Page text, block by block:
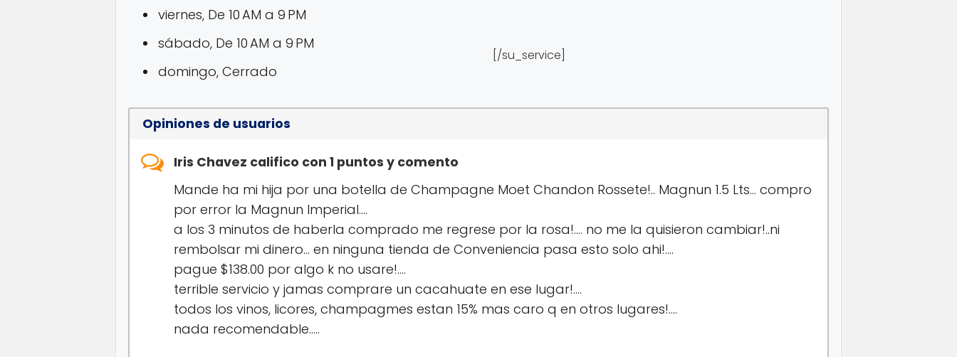
viernes, De 10 AM a 9 PM
sábado, De 10 AM a 9 PM
domingo, Cerrado
[/su_service]
Opiniones de usuarios
Iris Chavez califico con 1 puntos y comento
Mande ha mi hija por una botella de Champagne Moet Chandon Rossete!.. Magnun 1.5 Lts… compro
por error la Magnun Imperial….
a los 3 minutos de haberla comprado me regrese por la rosa!…. no me la quisieron cambiar!..ni
rembolsar mi dinero… en ninguna tienda de Conveniencia pasa esto solo ahi!….
pague $138.00 por algo k no usare!….
terrible servicio y jamas comprare un cacahuate en ese lugar!….
todos los vinos, licores, champagmes estan 15% mas caro q en otros lugares!….
nada recomendable…..